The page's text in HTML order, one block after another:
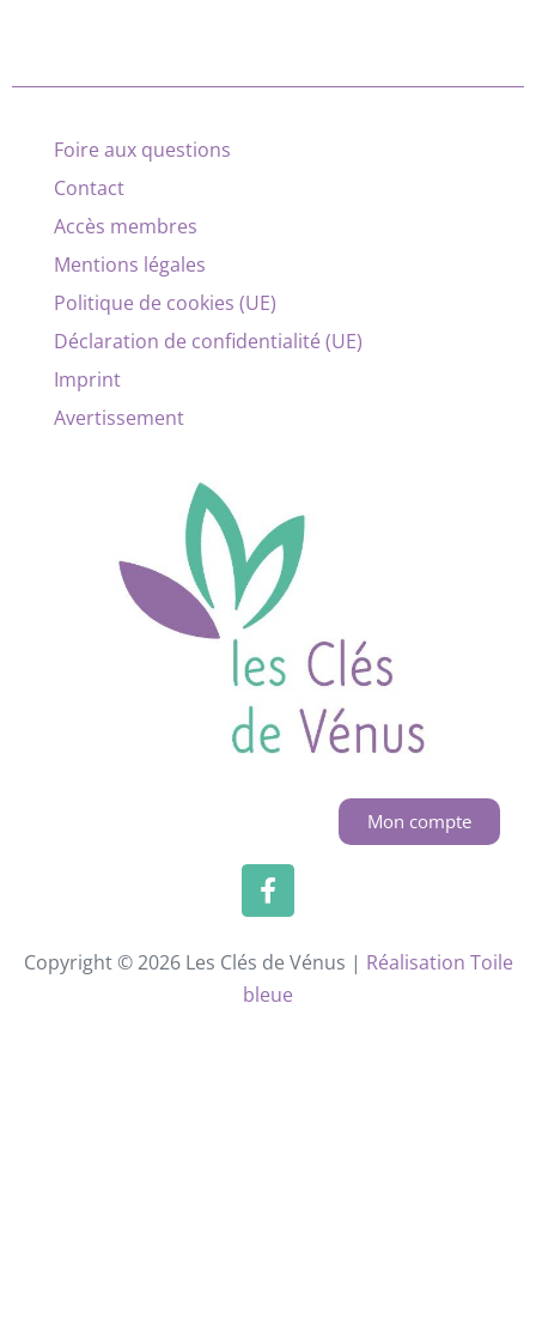
Foire aux questions
Contact
Accès membres
Mentions légales
Politique de cookies (UE)
Déclaration de confidentialité (UE)
Imprint
Avertissement
Mon compte
Copyright © 2026 Les Clés de Vénus | Réalisation Toile
bleue